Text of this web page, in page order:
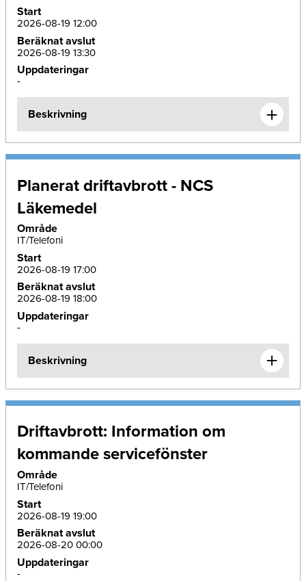
Start
2026-08-19 12:00
Beräknat avslut
2026-08-19 13:30
Uppdateringar
-
Beskrivning
Planerat driftavbrott - NCS
Läkemedel
Område
IT/Telefoni
Start
2026-08-19 17:00
Beräknat avslut
2026-08-19 18:00
Uppdateringar
-
Beskrivning
Driftavbrott: Information om
kommande servicefönster
Område
IT/Telefoni
Start
2026-08-19 19:00
Beräknat avslut
2026-08-20 00:00
Uppdateringar
-